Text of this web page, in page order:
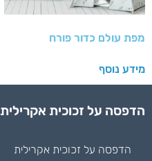
מפת עולם כדור פורח
מידע נוסף
הדפסה על זכוכית אקרילית
הדפסה על זכוכית אקרילית